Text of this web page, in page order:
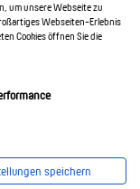
um unsere Webseite zu
Webseiten-Erlebnis
Cookies öffnen Sie die
speichern